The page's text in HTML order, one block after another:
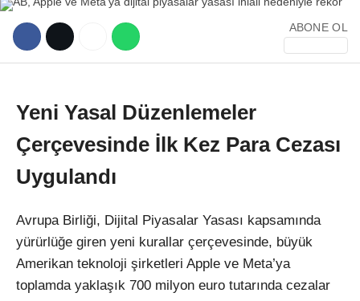
WhatsApp İhbar Hattı
Facebook
Instagram
Youtube
ABONE OL
Yeni Yasal Düzenlemeler
Çerçevesinde İlk Kez Para Cezası
Uygulandı
Avrupa Birliği, Dijital Piyasalar Yasası kapsamında
yürürlüğe giren yeni kurallar çerçevesinde, büyük
Amerikan teknoloji şirketleri Apple ve Meta’ya
toplamda yaklaşık 700 milyon euro tutarında cezalar